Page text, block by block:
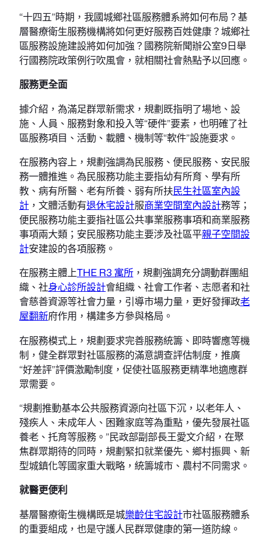
“十四五”時期，我國城鄉社區服務體系將如何布局？基
層醫療衛生服務機構將如何更好服務百姓健康？城鄉社
區服務設施建設將如何加強？國務院新聞辦公室9日舉
行國務院政策例行吹風會，就相關社會熱點予以回應。
服務更全面
據介紹，為滿足群眾新需求，規劃既指明了場地、設
施、人員、服務對象和投入等“硬件”要素，也明確了社
區服務項目、活動、載體、機制等“軟件”設施要求。
在服務內容上，規劃強調為民服務、便民服務、安民服
務一體推進。為民服務功能主要指幼有所育、學有所
教、病有所醫、老有所養、弱有所扶民生社區室內設
計 ，文體活動有退休宅設計服商業空間室內設計務等；
便民服務功能主要指社區公共事業服務事項和商業服務
事項兩大類；安民服務功能主要涉及社區平親子空間設
計安建設的各項服務。
在服務主體上THE R3 寓所 ，規劃強調充分調動群團組
織、社身心診所設計會組織、社會工作者、志愿者和社
會慈善資源等社會力量，引導市場力量，更好發揮政老
屋翻新府作用，構建多方參與格局。
在服務模式上，規劃要求完善服務統籌、即時響應等機
制，健全群眾對社區服務的滿意調查評估制度，推廣
“好差評”評價激勵制度，促使社區服務更精準地適應群
眾需要。
“規劃推動基本公共服務資源向社區下沉，以老年人、
殘疾人、未成年人、困難家庭等為重點，優先發展社區
養老、托育等服務。”民政部副部長王愛文介紹，在聚
焦群眾期待的同時，規劃緊扣就業優先、鄉村振興、新
型城鎮化等國家重大戰略，統籌城市、農村不同需求。
就醫更便利
基層醫療衛生機構既是城樂齡住宅設計市社區服務體系
的重要組成，也是守護人民群眾健康的第一道防線。